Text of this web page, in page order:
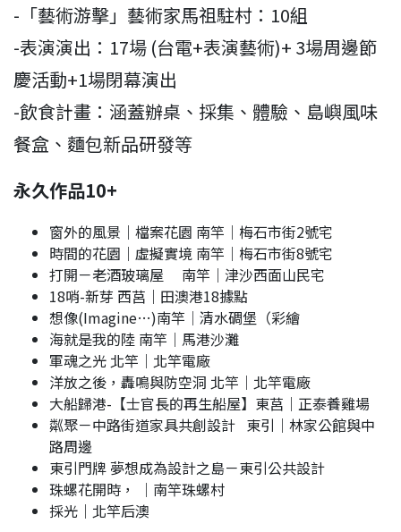
-「藝術游擊」藝術家馬祖駐村：10組
-表演演出：17場 (台電+表演藝術)+ 3場周邊節
慶活動+1場閉幕演出
-飲食計畫：涵蓋辦桌、採集、體驗、島嶼風味
餐盒、麵包新品研發等
永久作品10+
窗外的風景｜檔案花園 南竿｜梅石市街2號宅
時間的花園｜虛擬實境 南竿｜梅石市街8號宅
打開－老酒玻璃屋 南竿｜津沙西面山民宅
18哨-新芽 西莒｜田澳港18據點
想像(Imagine…)南竿│清水碉堡（彩繪
海就是我的陸 南竿｜馬港沙灘
軍魂之光 北竿｜北竿電廠
洋放之後，轟鳴與防空洞 北竿｜北竿電廠
大船歸港-【士官長的再生船屋】東莒｜正泰養雞場
粼聚－中路街道家具共創設計 東引｜林家公館與中
路周邊
東引門牌 夢想成為設計之島－東引公共設計
珠螺花開時， ｜南竿珠螺村
採光｜北竿后澳